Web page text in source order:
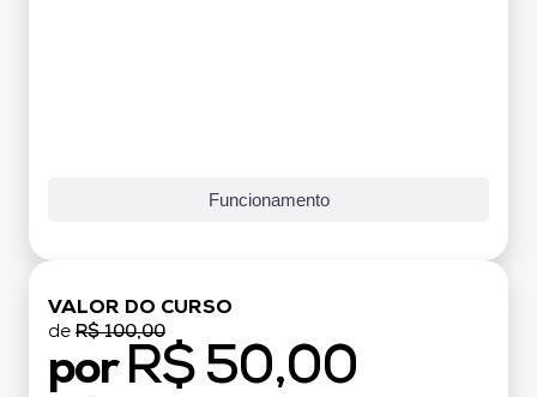
Funcionamento
VALOR DO CURSO
de R$ 100,00
por R$ 50,00